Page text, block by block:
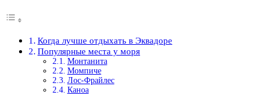
Когда лучше отдыхать в Эквадоре
Популярные места у моря
Монтанита
Момпиче
Лос-Фрайлес
Каноа